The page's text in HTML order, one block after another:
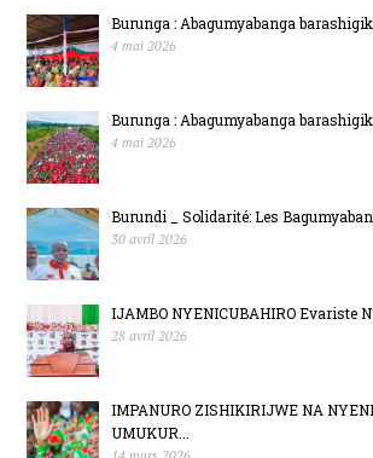
Burunga : Abagumyabanga
4 mai 2026
Burunga : Abagumyabanga
4 mai 2026
Burundi _ Solidarité: Les
30 avril 2026
IJAMBO NYENICUBAHIRO Evariste
28 avril 2026
IMPANURO ZISHIKIRIJWE NA
UMUKUR...